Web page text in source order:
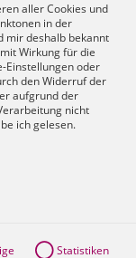
5
aller Cookies und
in der
deshalb bekannt
Wirkung für die
Einstellungen oder
den Widerruf der
aufgrund der
nicht
ich gelesen.
Statistiken